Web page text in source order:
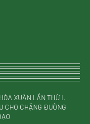
XUÂN LẦN THỨ I,
CHO CHẶNG ĐƯỜNG